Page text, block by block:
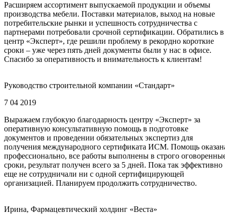
Расширяем ассортимент выпускаемой продукции и объемы
производства мебели. Поставки материалов, выход на новые
потребительские рынки и успешность сотрудничества с
партнерами потребовали срочной сертификации. Обратились в
центр «Эксперт», где решили проблему в рекордно короткие
сроки – уже через пять дней документы были у нас в офисе.
Спасибо за оперативность и внимательность к клиентам!
Руководство строительной компании «Стандарт»
7 04 2019
Выражаем глубокую благодарность центру «Эксперт» за
оперативную консультативную помощь в подготовке
документов и проведении обязательных экспертиз для
получения международного сертификата ИСМ. Помощь
профессионально, все работы выполнены в строго
сроки, результат получен всего за 5 дней. Пока так эффективно
еще не сотрудничали ни с одной сертифицирующей
организацией. Планируем продолжить сотрудничество.
Ирина, Фармацевтический холдинг «Веста»